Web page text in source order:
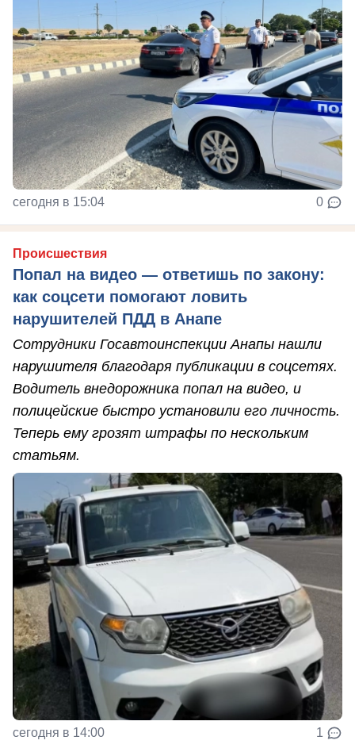
сегодня в 15:04 0
Происшествия
Попал на видео — ответишь по закону:
как соцсети помогают ловить
нарушителей ПДД в Анапе
Сотрудники Госавтоинспекции Анапы нашли
нарушителя благодаря публикации в соцсетях.
Водитель внедорожника попал на видео, и
полицейские быстро установили его личность.
Теперь ему грозят штрафы по нескольким
статьям.
сегодня в 14:00 1